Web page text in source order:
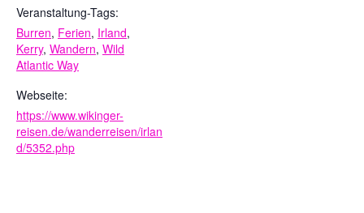
Veranstaltung-Tags:
Burren, Ferien, Irland,
Kerry, Wandern, Wild
Atlantic Way
Webseite:
https://www.wikinger-
reisen.de/wanderreisen/irlan
d/5352.php